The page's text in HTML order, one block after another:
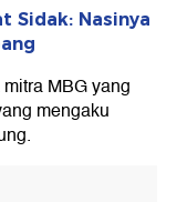
Sidak: Nasinya
MBG yang
mengaku